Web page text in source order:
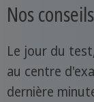
Nos
Le jour du
au centre
dernière